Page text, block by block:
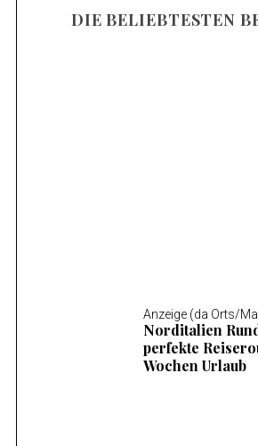
DIE BELIEBTESTEN
Anzeige (da Orts/
Norditalien
perfekte
Wochen Urlaub